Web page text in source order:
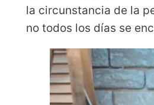
la circunstancia de la
no todos los días se